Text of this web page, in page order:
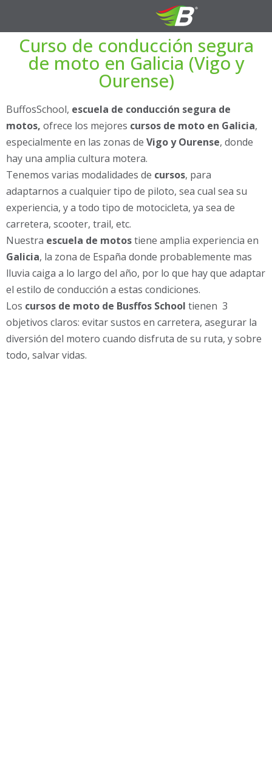
Curso de conducción segura
de moto en Galicia (Vigo y
Ourense)
BuffosSchool, escuela de conducción segura de
motos, ofrece los mejores cursos de moto en Galicia,
especialmente en las zonas de Vigo y Ourense, donde
hay una amplia cultura motera.
Tenemos varias modalidades de cursos, para
adaptarnos a cualquier tipo de piloto, sea cual sea su
experiencia, y a todo tipo de motocicleta, ya sea de
carretera, scooter, trail, etc.
Nuestra escuela de motostiene amplia experiencia en
Galicia, la zona de España donde probablemente mas
lluvia caiga a lo largo del año, por lo que hay que adaptar
el estilo de conducción a estas condiciones.
Los cursos de moto de Busffos School tienen 3
objetivos claros: evitar sustos en carretera, asegurar la
diversión del motero cuando disfruta de su ruta, y sobre
todo, salvar vidas.